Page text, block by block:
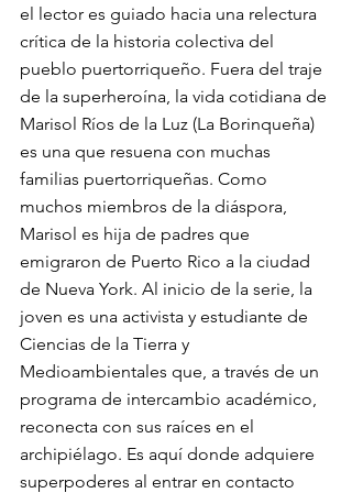
el lector es guiado hacia una relectura
crítica de la historia colectiva del
pueblo puertorriqueño. Fuera del traje
de la superheroína, la vida cotidiana de
Marisol Ríos de la Luz (La Borinqueña)
es una que resuena con muchas
familias puertorriqueñas. Como
muchos miembros de la diáspora,
Marisol es hija de padres que
emigraron de Puerto Rico a la ciudad
de Nueva York. Al inicio de la serie, la
joven es una activista y estudiante de
Ciencias de la Tierra y
Medioambientales que, a través de un
programa de intercambio académico,
reconecta con sus raíces en el
archipiélago. Es aquí donde adquiere
superpoderes al entrar en contacto